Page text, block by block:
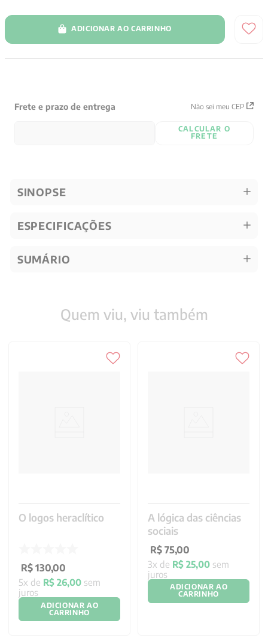
ADICIONAR AO CARRINHO
Frete e prazo de entrega Não sei meu CEP
CALCULAR O
FRETE
SINOPSE
ESPECIFICAÇÕES
SUMÁRIO
Quem viu, viu também
O logos heraclítico
R$ 130,00
5x de R$ 26,00 sem
juros
ADICIONAR AO
CARRINHO
A lógica das ciências
sociais
R$ 75,00
3x de R$ 25,00 sem
juros
ADICIONAR AO
CARRINHO